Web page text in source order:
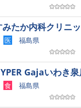
みたか内科クリニ
医 福島県
Gajaいわき
食 福島県